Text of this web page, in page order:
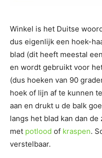
Winkel is het Duitse
dus eigenlijk een hoek-
blad (dit heeft meestal
en wordt gebruikt voor
(dus hoeken van 90
hoek of lijn af te kunnen
aan en drukt u de balk
langs het blad kan dan
met potlood of kraspen.
verstelbaar.